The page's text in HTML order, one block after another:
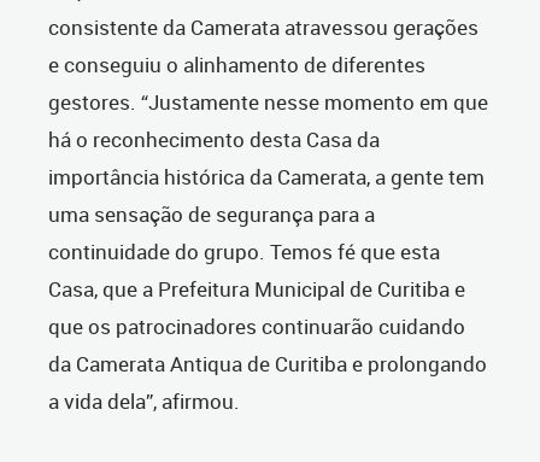
consistente da Camerata atravessou gerações
e conseguiu o alinhamento de diferentes
gestores. “Justamente nesse momento em que
há o reconhecimento desta Casa da
importância histórica da Camerata, a gente tem
uma sensação de segurança para a
continuidade do grupo. Temos fé que esta
Casa, que a Prefeitura Municipal de Curitiba e
que os patrocinadores continuarão cuidando
da Camerata Antiqua de Curitiba e prolongando
a vida dela”, afirmou.